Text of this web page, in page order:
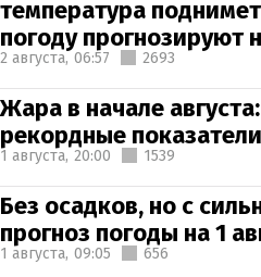
температура
погоду прогнозируют
2 августа, 06:57 2693
Жара в начале
рекордные
1 августа, 20:00 1539
Без осадков, но с
прогноз погоды на 1
1 августа, 09:05 656